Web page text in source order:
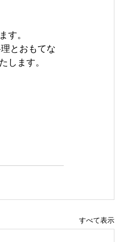
す。
とおもてな
します。
すべて表示